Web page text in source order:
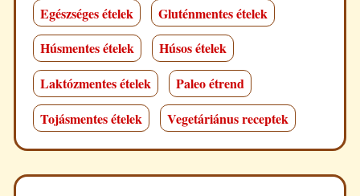
Egészséges ételek
Gluténmentes ételek
Húsmentes ételek
Húsos ételek
Laktózmentes ételek
Paleo étrend
Tojásmentes ételek
Vegetáriánus receptek